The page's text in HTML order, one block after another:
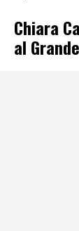
Chiara
al